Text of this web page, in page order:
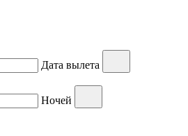
Дата вылета
Ночей